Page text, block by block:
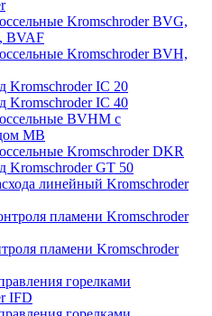
Kromschroder BVG,
BVAF
Kromschroder BVH,
Kromschroder IC 20
Kromschroder IC 40
BVHM с
МВ
Kromschroder DKR
Kromschroder GT 50
линейный Kromschroder
пламени Kromschroder
пламени Kromschroder
горелками
IFD